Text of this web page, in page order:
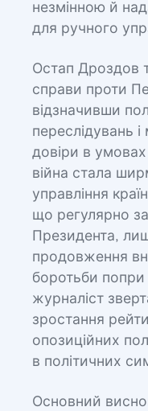
незмінною й
для ручного
Остап Дроздов
справи проти
відзначивши
переслідувань і
довіри в
війна стала
управління
що регулярно
Президента,
продовження
боротьби
журналіст
зростання
опозиційних
в політичних
Основний